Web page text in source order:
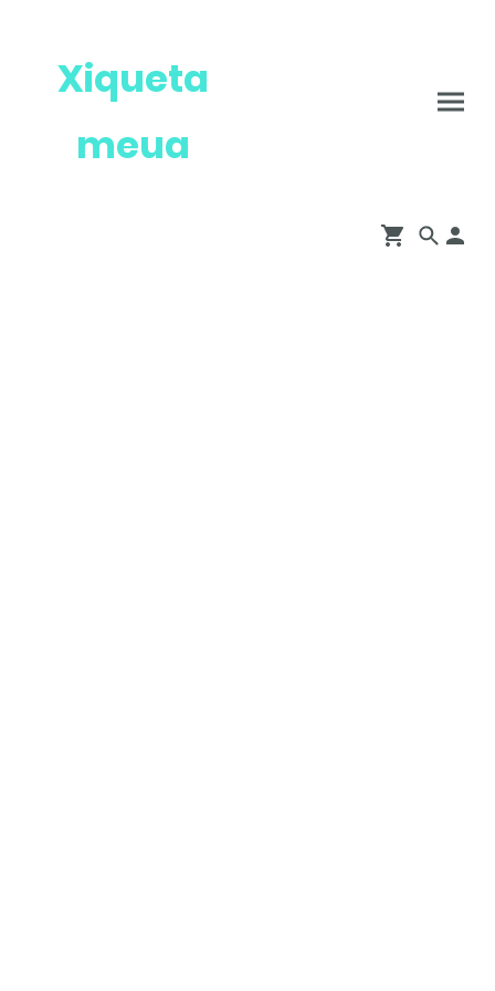
Xiqueta
meua